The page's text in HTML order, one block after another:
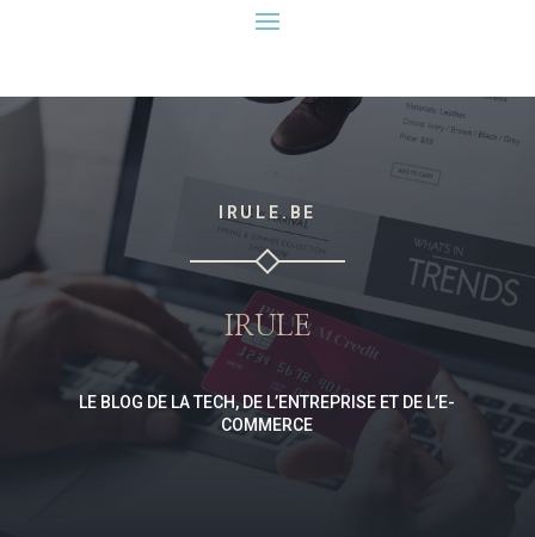
IRULE.BE
IRULE
LE BLOG DE LA TECH, DE L’ENTREPRISE ET DE L’E-
COMMERCE